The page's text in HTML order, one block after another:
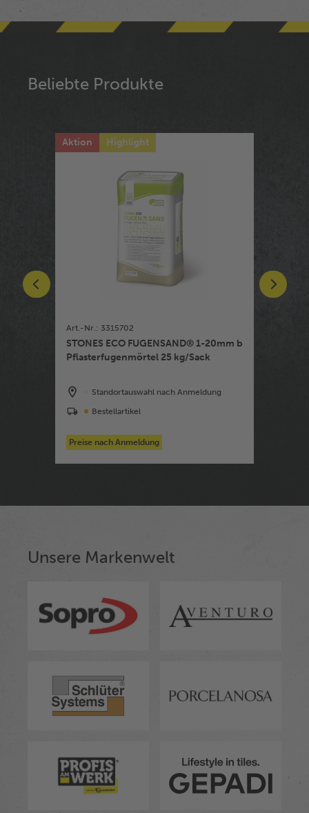
Beliebte Produkte
Aktion Highlight
Art.-Nr.: 3315702
STONES ECO FUGENSAND® 1-20mm beige
Pflasterfugenmörtel 25 kg/Sack
Standortauswahl nach Anmeldung
Bestellartikel
Preise nach Anmeldung
Unsere Markenwelt